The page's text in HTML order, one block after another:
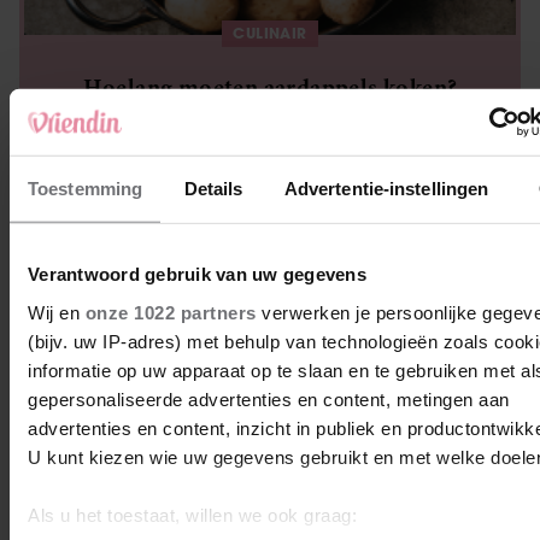
Toestemming Details Advertentie-instellingen
Verantwoord gebruik van uw gegevens
Wij en onze 1022 partners verwerken je persoonlijke
(bijv. uw IP-adres) met behulp van technologieën zoals
informatie op uw apparaat op te slaan en te gebruiken met
gepersonaliseerde advertenties en content, metingen aan
advertenties en content, inzicht in publiek en
U kunt kiezen wie uw gegevens gebruikt en met welke
Als u het toestaat, willen we ook graag:
CULINAIR
Hoelang moeten aardappels koken?